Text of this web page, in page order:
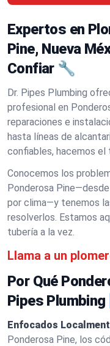
Expertos en
Pine, Nueva
Confiar 🔧
Dr. Pipes Plumbing
profesional en
reparaciones e
hasta líneas de
confiables, hacemos el
Conocemos los
Ponderosa
por clima—y tenemos
resolverlos. Estamos
tubería a la vez.
Llama a un
Por Qué
Pipes Plumbing
Enfocados
Ponderosa Pine, los